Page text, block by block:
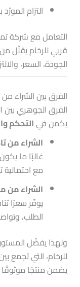
التزام
التعامل مع شركة
قربي للرخام يقلّل
الجودة، السعر،
الفرق بين الشراء
الفرق الجوهري بين
يكمن فيالتحكم
الشراء من
غالبًا ما
مع
الشراء من
يوفّر سعرًا
الطلب،
ولهذا يفضّل
للرخام، التي تجمع
يضمن منتجًا